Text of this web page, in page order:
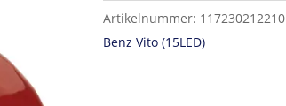
Artikelnummer: 117230212210
Benz Vito (15LED)